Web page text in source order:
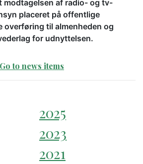
modtagelsen af radio- og tv-
placeret på offentlige
overføring til almenheden og
for udnyttelsen.
Go to news items
2025
2023
2021